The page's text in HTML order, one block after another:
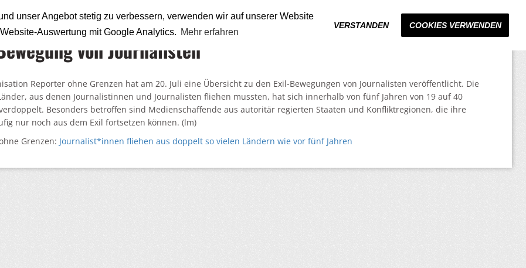
unser Angebot stetig zu verbessern, verwenden wir auf unserer Website
Auswertung mit Google Analytics. Mehr erfahren
VERSTANDEN COOKIES VERWENDEN
von Journalisten
Reporter ohne Grenzen hat am 20. Juli eine Übersicht zu den Exil-Bewegungen von Journalisten veröffentlicht. Die
aus denen Journalistinnen und Journalisten fliehen mussten, hat sich innerhalb von fünf Jahren von 19 auf 40
Besonders betroffen sind Medienschaffende aus autoritär regierten Staaten und Konfliktregionen, die ihre
nur noch aus dem Exil fortsetzen können. (lm)
Grenzen: Journalist*innen fliehen aus doppelt so vielen Ländern wie vor fünf Jahren